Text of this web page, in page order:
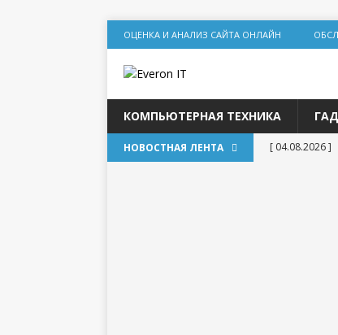
ОЦЕНКА И АНАЛИЗ САЙТА ОНЛАЙН
КОМПЬЮТЕРНАЯ ТЕХНИКА
НОВОСТНАЯ ЛЕНТА [ 04.08.2026 ]